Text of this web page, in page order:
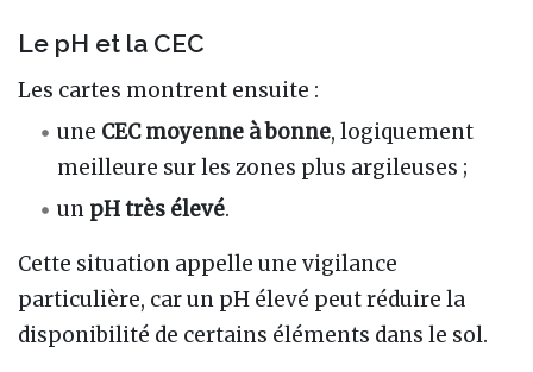
Le pH et la CEC
Les cartes montrent ensuite :
une CEC moyenne à bonne, logiquement
meilleure sur les zones plus argileuses ;
un pH très élevé.
Cette situation appelle une vigilance
particulière, car un pH élevé peut réduire la
disponibilité de certains éléments dans le sol.